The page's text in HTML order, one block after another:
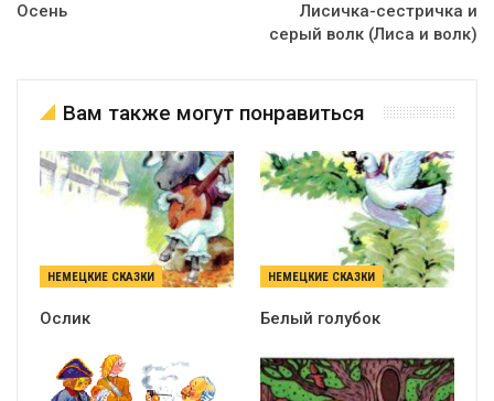
Осень
Лисичка-сестричка и
серый волк (Лиса и волк)
Вам также могут понравиться
НЕМЕЦКИЕ СКАЗКИ
Ослик
НЕМЕЦКИЕ СКАЗКИ
Белый голубок